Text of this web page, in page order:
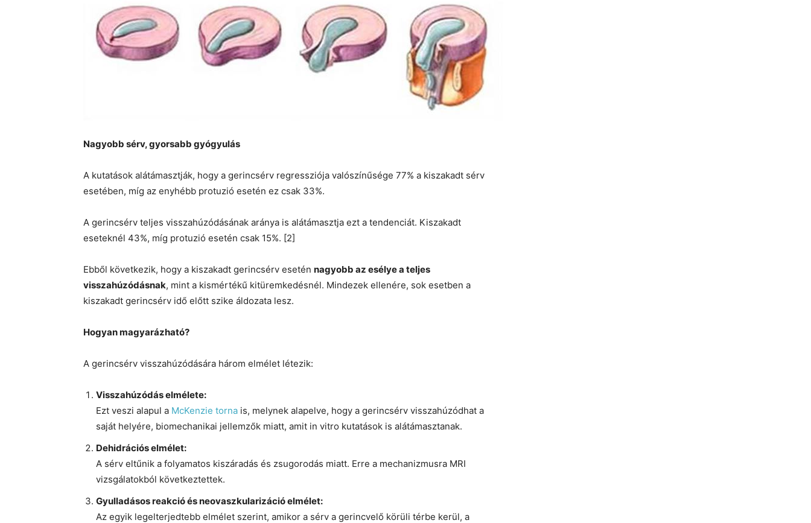
Nagyobb sérv, gyorsabb gyógyulás
A kutatások alátámasztják, hogy a gerincsérv regressziója valószínűsége 77% a kiszakadt sérv
esetében, míg az enyhébb protuzió esetén ez csak 33%.
A gerincsérv teljes visszahúzódásának aránya is alátámasztja ezt a tendenciát. Kiszakadt
eseteknél 43%, míg protuzió esetén csak 15%. [2]
Ebből következik, hogy a kiszakadt gerincsérv esetén nagyobb az esélye a teljes
visszahúzódásnak, mint a kismértékű kitüremkedésnél. Mindezek ellenére, sok esetben a
kiszakadt gerincsérv idő előtt szike áldozata lesz.
Hogyan magyarázható?
A gerincsérv visszahúzódására három elmélet létezik:
Visszahúzódás elmélete:
Ezt veszi alapul a McKenzie torna is, melynek alapelve, hogy a gerincsérv visszahúzódhat a
saját helyére, biomechanikai jellemzők miatt, amit in vitro kutatások is alátámasztanak.
Dehidrációs elmélet:
A sérv eltűnik a folyamatos kiszáradás és zsugorodás miatt. Erre a mechanizmusra MRI
vizsgálatokból következtettek.
Gyulladásos reakció és neovaszkularizáció elmélet:
Az egyik legelterjedtebb elmélet szerint, amikor a sérv a gerincvelő körüli térbe kerül, a